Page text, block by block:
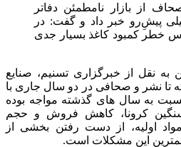
از بازار نامطمئن دفاتر
پیشِ‌رو خبر داد و گفت: در
خطر کمبود کاغذ بسیار جدی
نقل از خبرگزاری تسنیم،‌ صنایع
تا نشر و صحافی در دو سال جاری با
به سال‌ های گذشته مواجه بوده‌
سنگین کرونا، کاهش فروش و حجم
اولیه،‌ از دست رفتن بخشی از
این مشکلات است.